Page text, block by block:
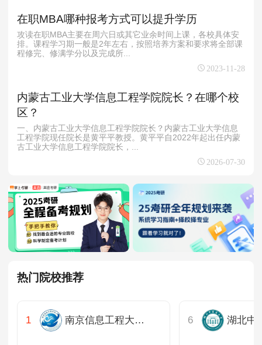
在职MBA哪种报考方式可以提升学历
攻读在职MBA主要在周六日或其它业余时间上课，各校具体安
排。课程学习期一般是2年左右，按照培养方案和要求将全部课
程修完、修满学分以及完成所...
2023-11-28
内蒙古工业大学信息工程学院院长？在哪个校
区？
一、内蒙古工业大学信息工程学院院长？内蒙古工业大学信息
工程学院现任院长是黄平平教授。黄平平自2022年起出任内蒙
古工业大学信息工程学院院长，...
2026-07-30
热门院校推荐
南京信息工程大学公共管理学院 湖北中